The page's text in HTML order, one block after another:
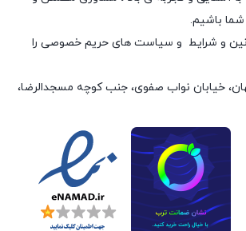
باشیم.
و شرایط و سیاست های حریم خصوصی را
خیابان نواب صفوی، جنب کوچه مسجدالرضا،